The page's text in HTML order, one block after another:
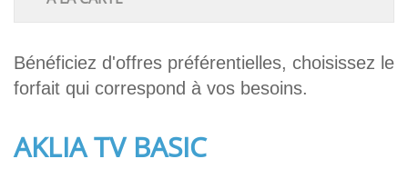
Bénéficiez d'offres préférentielles, choisissez le
forfait qui correspond à vos besoins.
AKLIA TV BASIC